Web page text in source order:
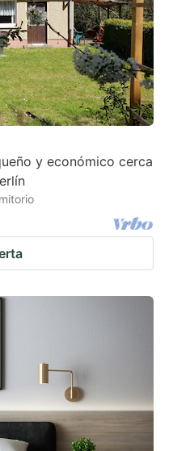
y económico cerca